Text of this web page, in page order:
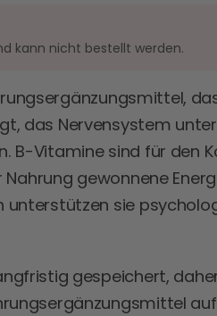
kann nicht bestellt werden.
das Nervensystem
B-Vitamine sind für den
gewonnene
unterstützen sie
gespeichert,